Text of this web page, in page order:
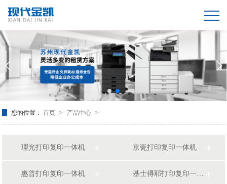
您的位置：首页 > 产品中心 >
理光打印复印一体机 京瓷打印复印一体机
惠普打印复印一体机 基士得耶打印复印一体机